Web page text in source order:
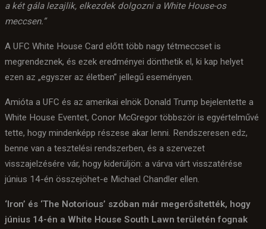
a két gála lezajlik, elkezdek dolgozni a White House-os
meccsen.”
A UFC White House Card előtt több nagy tétmeccset is
megrendeznek, és ezek eredményei dönthetik el, ki kap helyet
ezen az „egyszer az életben” jellegű eseményen.
Amióta a UFC és az amerikai elnök Donald Trump bejelentette a
White House Eventet, Conor McGregor többször is egyértelművé
tette, hogy mindenképp részese akar lenni. Rendszeresen edz,
benne van a tesztelési rendszerben, és a szervezet
visszajelzésére vár, hogy kiderüljön: a várva várt visszatérése
június 14-én összejöhet-e Michael Chandler ellen.
‘Iron’ és ‘The Notorious’ szóban már megerősítették, hogy
június 14-én a White House South Lawn területén fognak